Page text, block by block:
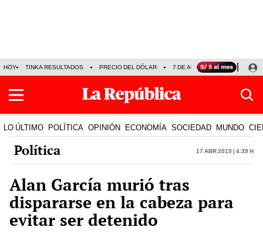
HOY TINKA RESULTADOS PRECIO DEL DÓLAR 7 DE AGOSTO OLLANTA
LO ÚLTIMO POLÍTICA OPINIÓN ECONOMÍA SOCIEDAD MUNDO
Política 17 Abr 2019 | 4:39 h
Alan García murió tras
dispararse en la cabeza para
evitar ser detenido